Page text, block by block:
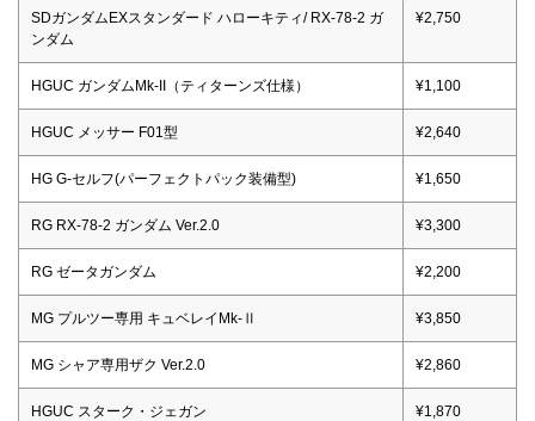
SDガンダムEXスタンダード ハローキティ/ RX-78-2 ガ
ンダム
¥2,750
HGUC ガンダムMk-II（ティターンズ仕様） ¥1,100
HGUC メッサー F01型 ¥2,640
HG G-セルフ(パーフェクトパック装備型) ¥1,650
RG RX-78-2 ガンダム Ver.2.0 ¥3,300
RG ゼータガンダム ¥2,200
MG プルツー専用 キュベレイMk-Ⅱ ¥3,850
MG シャア専用ザク Ver.2.0 ¥2,860
HGUC スターク・ジェガン ¥1,870